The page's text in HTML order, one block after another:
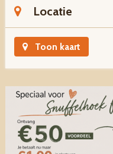
Locatie
Toon kaart